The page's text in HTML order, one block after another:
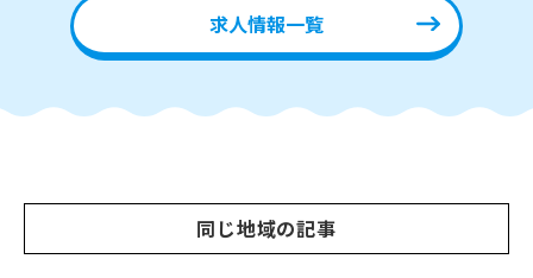
求人情報一覧
同じ地域の記事